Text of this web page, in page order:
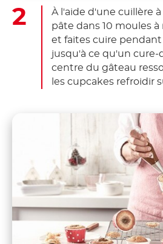
À l'aide d'une cuillère à
pâte dans 10 moules
et faites cuire
jusqu'à ce qu'un cure-
centre du gâteau
les cupcakes refroidir